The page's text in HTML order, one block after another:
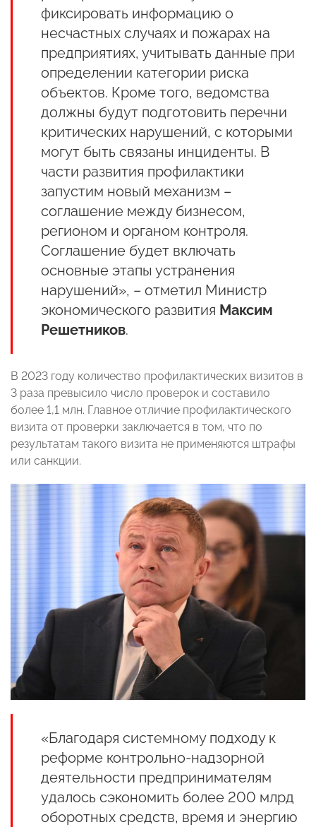
фиксировать информацию о
несчастных случаях и пожарах на
предприятиях, учитывать данные при
определении категории риска
объектов. Кроме того, ведомства
должны будут подготовить перечни
критических нарушений, с которыми
могут быть связаны инциденты. В
части развития профилактики
запустим новый механизм –
соглашение между бизнесом,
регионом и органом контроля.
Соглашение будет включать
основные этапы устранения
нарушений», – отметил Министр
экономического развития Максим
Решетников.
В 2023 году количество профилактических визитов в
3 раза превысило число проверок и составило
более 1,1 млн. Главное отличие профилактического
визита от проверки заключается в том, что по
результатам такого визита не применяются штрафы
или санкции.
«Благодаря системному подходу к
реформе контрольно-надзорной
деятельности предпринимателям
удалось сэкономить более 200 млрд
оборотных средств, время и энергию